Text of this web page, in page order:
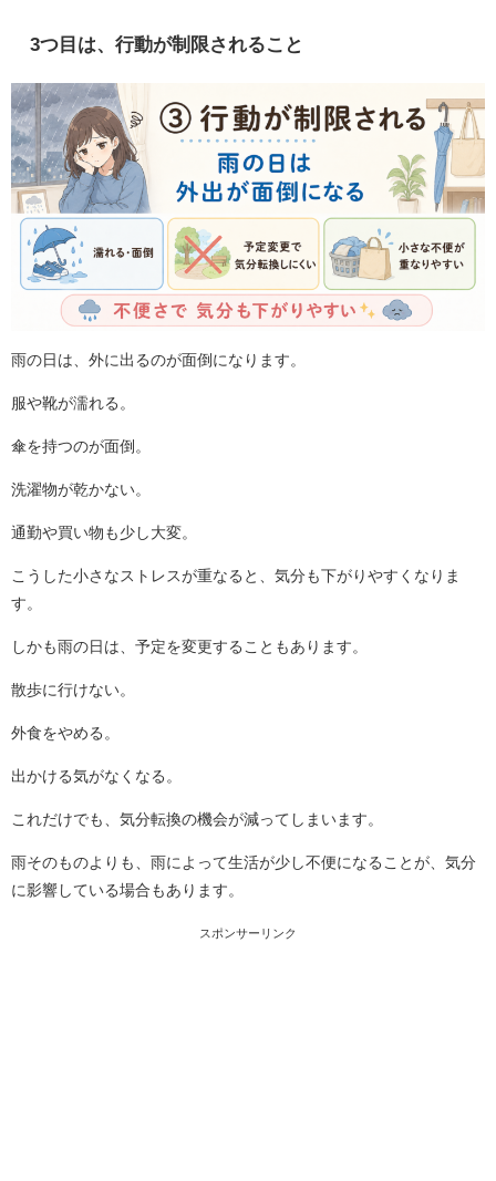
3つ目は、行動が制限されること
雨の日は、外に出るのが面倒になります。
服や靴が濡れる。
傘を持つのが面倒。
洗濯物が乾かない。
通勤や買い物も少し大変。
こうした小さなストレスが重なると、気分も下がりやすくなりま
す。
しかも雨の日は、予定を変更することもあります。
散歩に行けない。
外食をやめる。
出かける気がなくなる。
これだけでも、気分転換の機会が減ってしまいます。
雨そのものよりも、雨によって生活が少し不便になることが、気分
に影響している場合もあります。
スポンサーリンク